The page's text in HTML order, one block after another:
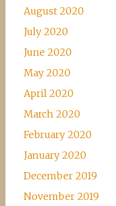
August 2020
July 2020
June 2020
May 2020
April 2020
March 2020
February 2020
January 2020
December 2019
November 2019